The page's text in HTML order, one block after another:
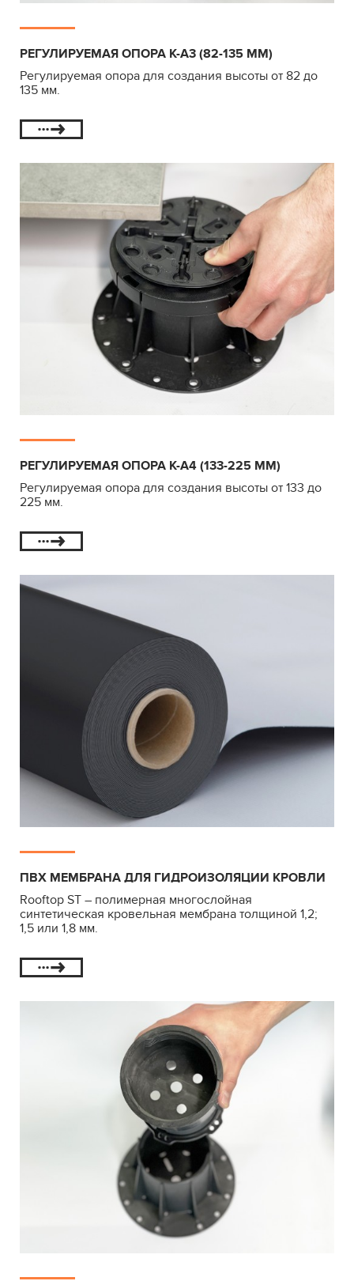
РЕГУЛИРУЕМАЯ ОПОРА К-А3 (82-135 ММ)
Регулируемая опора для создания высоты от 82 до
135 мм.
РЕГУЛИРУЕМАЯ ОПОРА К-А4 (133-225 ММ)
Регулируемая опора для создания высоты от 133 до
225 мм.
ПВХ МЕМБРАНА ДЛЯ ГИДРОИЗОЛЯЦИИ КРОВЛИ
Rooftop ST – полимерная многослойная
синтетическая кровельная мембрана толщиной 1,2;
1,5 или 1,8 мм.